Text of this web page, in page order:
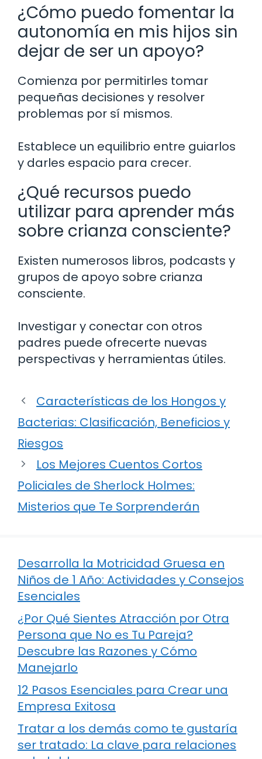
¿Cómo puedo fomentar la
autonomía en mis hijos sin
dejar de ser un apoyo?
Comienza por permitirles tomar
pequeñas decisiones y resolver
problemas por sí mismos.
Establece un equilibrio entre guiarlos
y darles espacio para crecer.
¿Qué recursos puedo
utilizar para aprender más
sobre crianza consciente?
Existen numerosos libros, podcasts y
grupos de apoyo sobre crianza
consciente.
Investigar y conectar con otros
padres puede ofrecerte nuevas
perspectivas y herramientas útiles.
Características de los Hongos y
Bacterias: Clasificación, Beneficios y
Riesgos
Los Mejores Cuentos Cortos
Policiales de Sherlock Holmes:
Misterios que Te Sorprenderán
Desarrolla la Motricidad Gruesa en
Niños de 1 Año: Actividades y Consejos
Esenciales
¿Por Qué Sientes Atracción por Otra
Persona que No es Tu Pareja?
Descubre las Razones y Cómo
Manejarlo
12 Pasos Esenciales para Crear una
Empresa Exitosa
Tratar a los demás como te gustaría
ser tratado: La clave para relaciones